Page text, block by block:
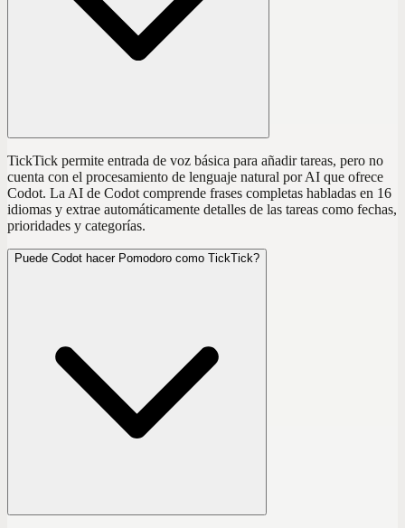
TickTick permite entrada de voz básica para añadir tareas, pero no
cuenta con el procesamiento de lenguaje natural por AI que ofrece
Codot. La AI de Codot comprende frases completas habladas en 16
idiomas y extrae automáticamente detalles de las tareas como fechas,
prioridades y categorías.
Puede Codot hacer Pomodoro como TickTick?